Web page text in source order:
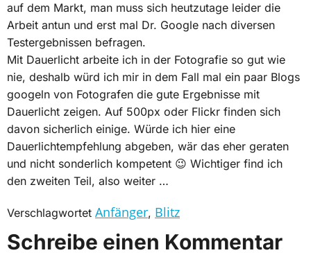
auf dem Markt, man muss sich heutzutage leider die
Arbeit antun und erst mal Dr. Google nach diversen
Testergebnissen befragen.
Mit Dauerlicht arbeite ich in der Fotografie so gut wie
nie, deshalb würd ich mir in dem Fall mal ein paar Blogs
googeln von Fotografen die gute Ergebnisse mit
Dauerlicht zeigen. Auf 500px oder Flickr finden sich
davon sicherlich einige. Würde ich hier eine
Dauerlichtempfehlung abgeben, wär das eher geraten
und nicht sonderlich kompetent 😉 Wichtiger find ich
den zweiten Teil, also weiter …
Verschlagwortet Anfänger, Blitz
Schreibe einen Kommentar